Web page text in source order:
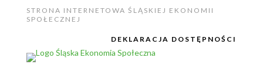
content
STRONA INTERNETOWA ŚLĄSKIEJ EKONOMII
SPOŁECZNEJ
DEKLARACJA DOSTĘPNOŚCI